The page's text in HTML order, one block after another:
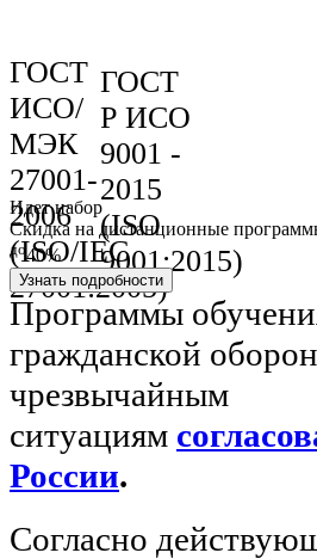
ГОСТ
ИСО/
МЭК
27001-
2006
(ISO/IEC
27001:2005)
ГОСТ
Р ИСО
9001 -
2015
(ISO
9001:2015)
Идет набор
Скидка на дистанционные
до40%
Узнать подробности
Программы
гражданской
чрезвычайным
ситуациям
России.
Согласно